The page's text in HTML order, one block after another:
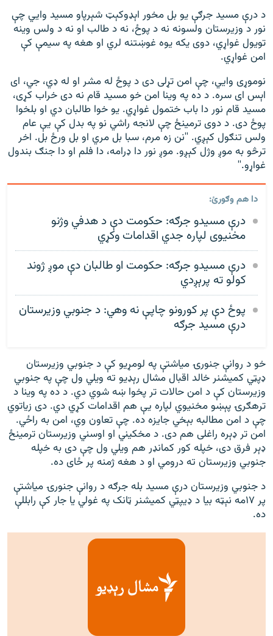
د درې مسید جرګې یو بل مخور اېډوکېټ شېرپاو مسید وايي چې
نور د وزیرستان ولسونه نه د پوځ، نه د طالب او نه د ولس وینه
تویول غواړي، دوی یکه یوه غوښتنه لري او هغه په سیمې کې
امن غواړي.
نوموړی وايي، چې امن تړلی دی د پوځ له مشر او له ډي، جي، ای
اېس ای سره. د ده په وینا امن خو مسید قام نه دی خراب کړی،
مسید قام نور دا باب ختمول غواړي. یو خوا طالبان دي او بلخوا
پوځ دی. د دوی ترمینځ چې لانجه راشي نو په بدل کې یې عام
ولس تنګول کېږي. ''نن زه مرم، سبا بل مري او بل ورځ بل. اخر
ترڅو به موږ وژل کېږو. موږ نور دا ډرامه، دا فلم او دا جنګ بندول
غواړو.''
دا هم وګورئ:
درې مسیدو جرګه: حکومت دې د هدفي وژنو
مخنیوی لپاره جدي اقدامات وکړي
درې مسیدو جرګه: حکومت او طالبان دې موږ ژوند
کولو ته پرېږدي
پوځ دې پر کورونو چاپې نه وهي: د جنوبي وزیرستان
درې مسید جرګه
خو د روانې جنورۍ میاشتې په لومړیو کې د جنوبي وزیرستان
ډپټي کمیشنر خالد اقبال مشال رېډیو ته ویلي ول چې په جنوبي
وزیرستان کې د امن حالات تر پخوا ښه شوي دي. د ده په وینا د
ترهګرۍ پېښو مخنیوي لپاره یې هم اقدامات کړي دي. دی زیاتوي
چې د امن مطالبه بېخي جایزه ده. چې تعاون وي، امن به راځي.
امن تر ډېره راغلی هم دی. د مخکیني او اوسني وزیرستان ترمینځ
ډېر فرق دی، خپله کور کمانډر هم ویلي ول چې دی به خپله
جنوبي وزیرستان ته درومي او د هغه ژمنه پر ځای ده.
د جنوبي وزیرستان درې مسید بله جرګه د روانې جنورۍ میاشتې
پر ۱۷مه نېټه بیا د ډیپټي کمیشنر ټانک په غولي یا جار کې رابللې
ده.